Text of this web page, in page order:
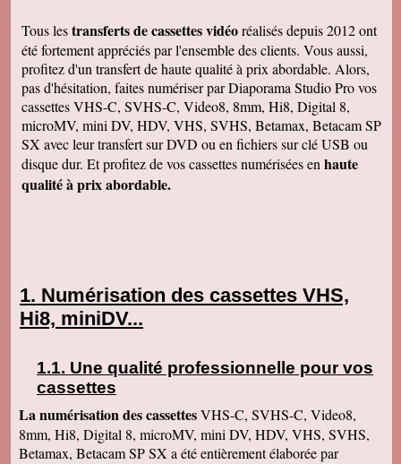
Tous lestransferts de cassettes vidéoréalisés depuis 2012 ont
été fortement appréciés par l'ensemble des clients. Vous aussi,
profitez d'un transfert de haute qualité à prix abordable. Alors,
pas d'hésitation, faites numériser par Diaporama Studio Pro vos
cassettes VHS-C, SVHS-C, Video8, 8mm, Hi8, Digital 8,
microMV, mini DV, HDV, VHS, SVHS, Betamax, Betacam SP
SX avec leur transfert sur DVD ou en fichiers sur clé USB ou
disque dur. Et profitez de vos cassettes numérisées en haute
qualité à prix abordable.
Numérisation des cassettes VHS,
Hi8, miniDV...
Une qualité professionnelle pour vos
cassettes
La numérisation des cassettesVHS-C, SVHS-C, Video8,
8mm, Hi8, Digital 8, microMV, mini DV, HDV, VHS, SVHS,
Betamax, Betacam SP SX a été entièrement élaborée par